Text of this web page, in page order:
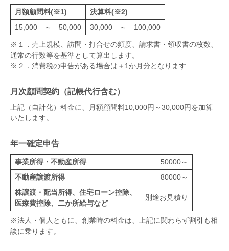
月額顧問料(※1)
決算料(※2)
15,000 ～ 50,000
30,000 ～ 100,000
※１．売上規模、訪問・打合せの頻度、請求書・領収書の枚数、
通常の行数等を基準として算出します。
※２．消費税の申告がある場合は＋1か月分となります
月次顧問契約（記帳代行含む）
上記（自計化）料金に、月額顧問料10,000円～30,000円を加算
いたします。
年一確定申告
事業所得・不動産所得
50000～
不動産譲渡所得
80000～
株譲渡・配当所得、住宅ローン控除、
医療費控除、二か所給与など
別途お見積り
※法人・個人ともに、創業時の料金は、上記に関わらず割引も相
談に乗ります。